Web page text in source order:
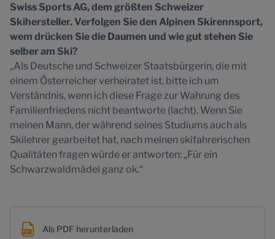
Swiss Sports AG, dem größten Schweizer
Skihersteller. Verfolgen Sie den Alpinen Skirennsport,
wem drücken Sie die Daumen und wie gut stehen Sie
selber am Ski?
„Als Deutsche und Schweizer Staatsbürgerin, die mit
einem Österreicher verheiratet ist, bitte ich um
Verständnis, wenn ich diese Frage zur Wahrung des
Familienfriedens nicht beantworte (lacht). Wenn Sie
meinen Mann, der während seines Studiums auch als
Skilehrer gearbeitet hat, nach meinen skifahrerischen
Qualitäten fragen würde er antworten: „Für ein
Schwarzwaldmädel ganz ok.“
Als PDF herunterladen